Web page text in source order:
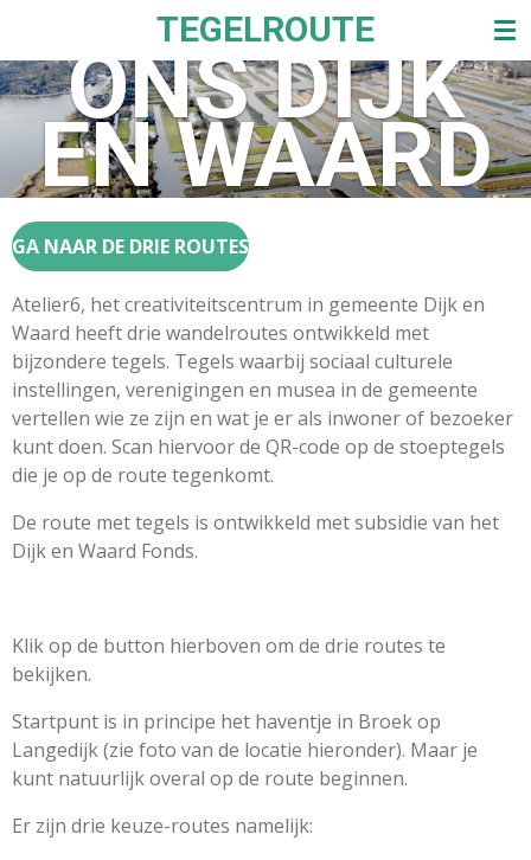
naar
de
hoofdinhoud
TEGELROUTE
ONS DIJK
EN WAARD
GA NAAR DE DRIE ROUTES
Atelier6, het creativiteitscentrum in gemeente Dijk en
Waard heeft drie wandelroutes ontwikkeld met
bijzondere tegels. Tegels waarbij sociaal culturele
instellingen, verenigingen en musea in de gemeente
vertellen wie ze zijn en wat je er als inwoner of bezoeker
kunt doen. Scan hiervoor de QR-code op de stoeptegels
die je op de route tegenkomt.
De route met tegels is ontwikkeld met subsidie van het
Dijk en Waard Fonds.
Klik op de button hierboven om de drie routes te
bekijken.
Startpunt is in principe het haventje in Broek op
Langedijk (zie foto van de locatie hieronder). Maar je
kunt natuurlijk overal op de route beginnen.
Er zijn drie keuze-routes namelijk: